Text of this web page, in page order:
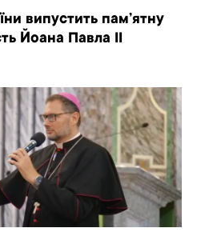
випустить пам’ятну
Йоана Павла II